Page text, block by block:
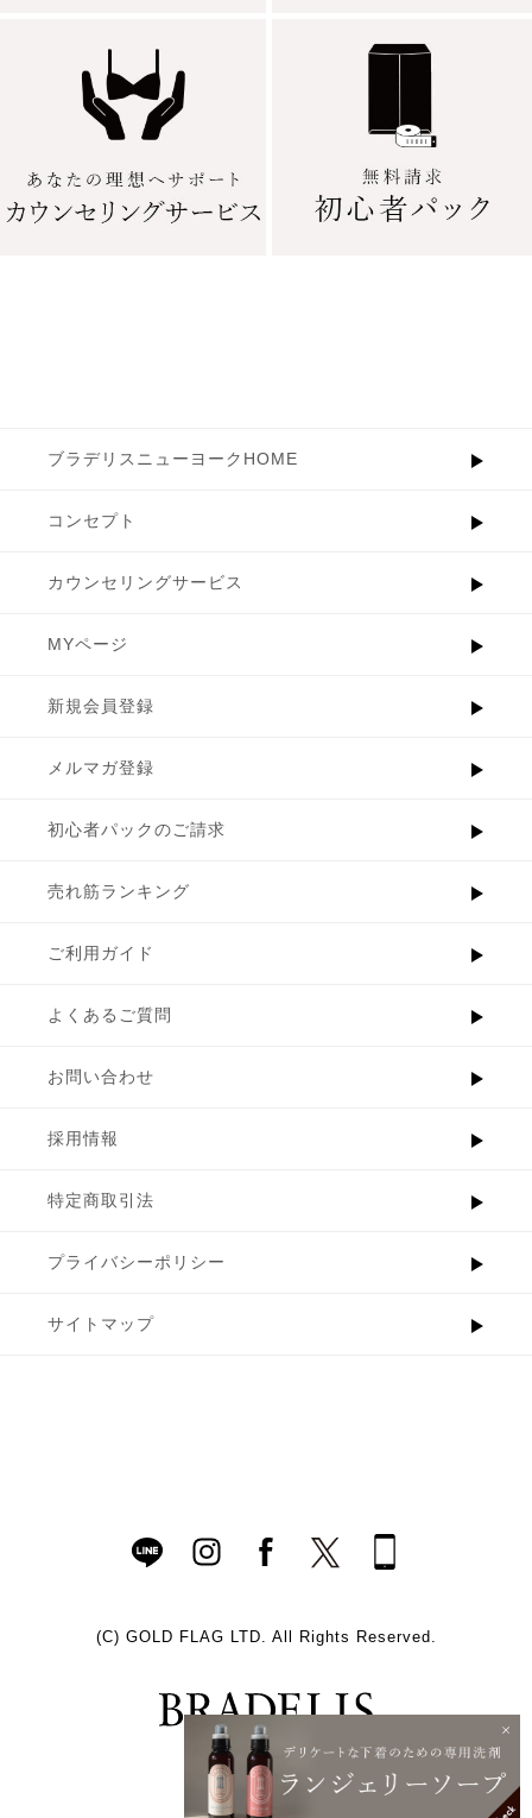
ブラデリスニューヨークHOME
コンセプト
カウンセリングサービス
MYページ
新規会員登録
メルマガ登録
初心者パックのご請求
売れ筋ランキング
ご利用ガイド
よくあるご質問
お問い合わせ
採用情報
特定商取引法
プライバシーポリシー
サイトマップ
(C) GOLD FLAG LTD. All Rights Reserved.